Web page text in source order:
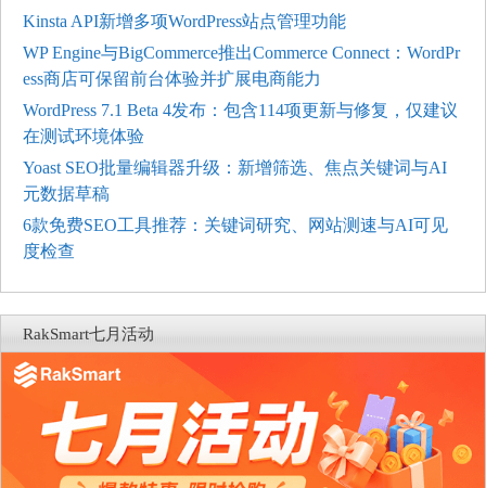
Kinsta API新增多项WordPress站点管理功能
WP Engine与BigCommerce推出Commerce Connect：WordPr
ess商店可保留前台体验并扩展电商能力
WordPress 7.1 Beta 4发布：包含114项更新与修复，仅建议
在测试环境体验
Yoast SEO批量编辑器升级：新增筛选、焦点关键词与AI
元数据草稿
6款免费SEO工具推荐：关键词研究、网站测速与AI可见
度检查
RakSmart七月活动